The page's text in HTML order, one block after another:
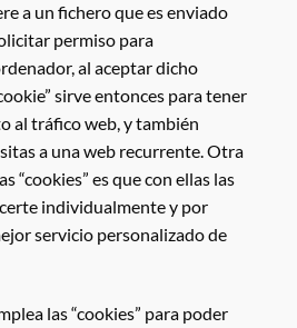
a un fichero que es enviado
permiso para
al aceptar dicho
sirve entonces para tener
al tráfico web, y también
a una web recurrente. Otra
“cookies” es que con ellas las
individualmente y por
servicio personalizado de
las “cookies” para poder